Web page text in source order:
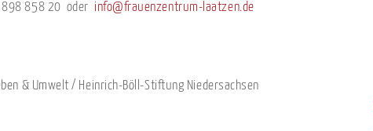
898 858 20 oder info@frauenzentrum-laatzen.de
& Umwelt / Heinrich-Böll-Stiftung Niedersachsen